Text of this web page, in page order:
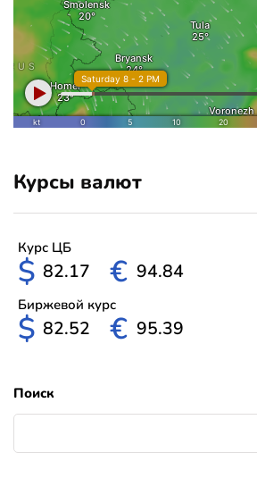
Курсы валют
Курс ЦБ
$ 82.17 € 94.84
Биржевой курс
$ 82.52 € 95.39
Поиск